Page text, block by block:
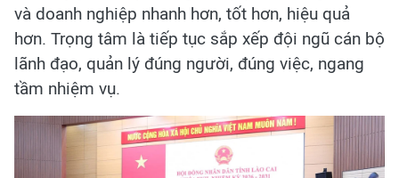
và doanh nghiệp nhanh hơn, tốt hơn, hiệu quả
hơn. Trọng tâm là tiếp tục sắp xếp đội ngũ cán bộ
lãnh đạo, quản lý đúng người, đúng việc, ngang
tầm nhiệm vụ.